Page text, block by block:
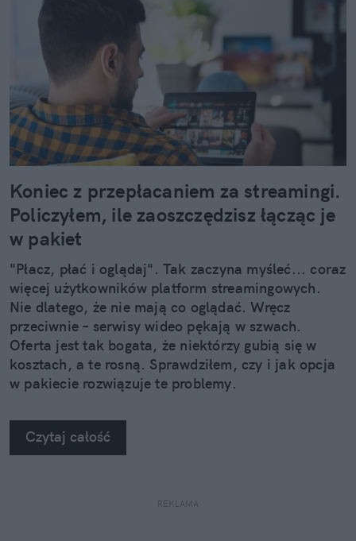
Koniec z przepłacaniem za streamingi.
Policzyłem, ile zaoszczędzisz łącząc je
w pakiet
"Płacz, płać i oglądaj". Tak zaczyna myśleć... coraz
więcej użytkowników platform streamingowych.
Nie dlatego, że nie mają co oglądać. Wręcz
przeciwnie – serwisy wideo pękają w szwach.
Oferta jest tak bogata, że niektórzy gubią się w
kosztach, a te rosną. Sprawdziłem, czy i jak opcja
w pakiecie rozwiązuje te problemy.
Czytaj całość
REKLAMA